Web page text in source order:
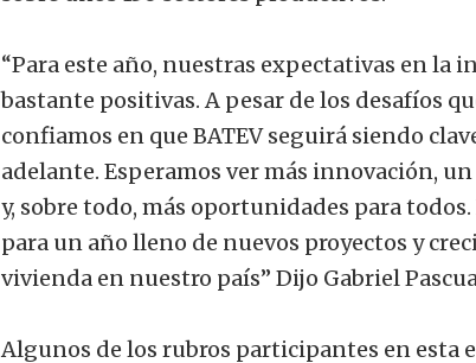
“Para este año, nuestras expectativas en la
bastante positivas. A pesar de los desafíos
confiamos en que BATEV seguirá siendo
adelante. Esperamos ver más innovación,
y, sobre todo, más oportunidades para todos.
para un año lleno de nuevos proyectos y
vivienda en nuestro país” Dijo Gabriel
Algunos de los rubros participantes en esta